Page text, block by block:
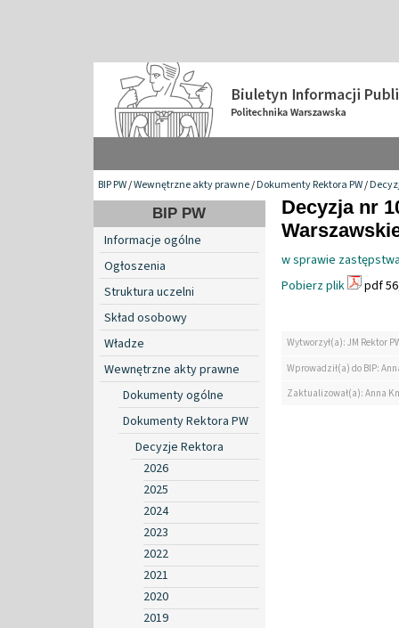
BIP PW/Wewnętrzne akty prawne/Dokumenty Rektora PW/
BIP PW
Informacje ogólne
Ogłoszenia
Struktura uczelni
Skład osobowy
Władze
Wewnętrzne akty prawne
Dokumenty ogólne
Dokumenty Rektora PW
Decyzje Rektora
2026
2025
2024
2023
2022
2021
2020
2019
Decyzja nr
w sprawie
Pobierz plik
pdf
Wytworzył(a): JM Rektor
Wprowadził(a) do BIP:
Zaktualizował(a): Anna